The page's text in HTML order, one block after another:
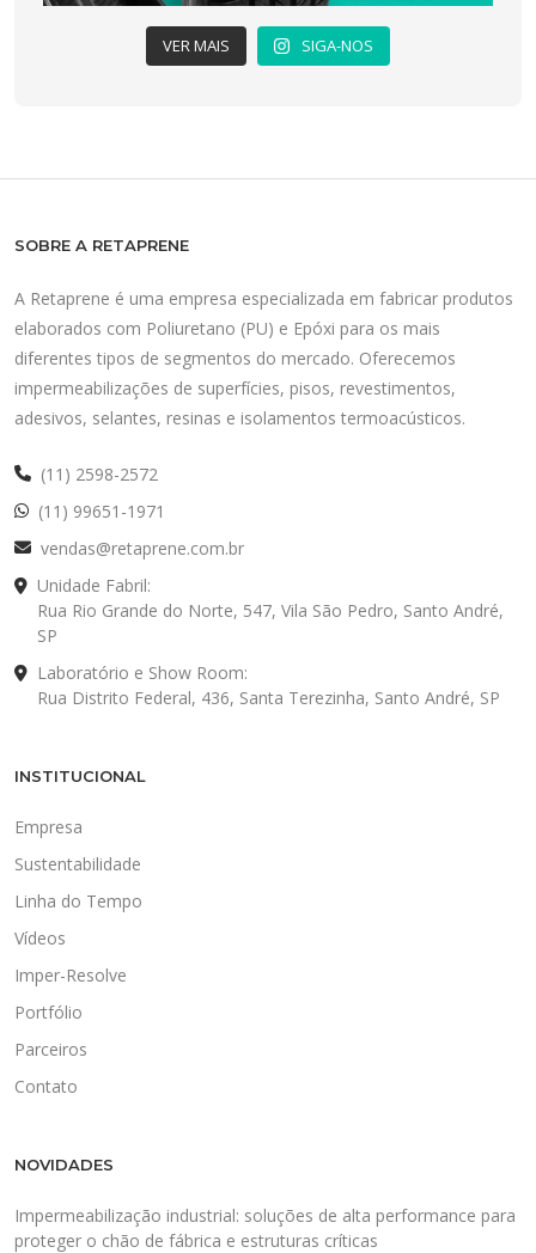
VER MAIS SIGA-NOS
SOBRE A RETAPRENE
A Retaprene é uma empresa especializada em fabricar produtos
elaborados com Poliuretano (PU) e Epóxi para os mais
diferentes tipos de segmentos do mercado. Oferecemos
impermeabilizações de superfícies, pisos, revestimentos,
adesivos, selantes, resinas e isolamentos termoacústicos.
(11) 2598-2572
(11) 99651-1971
vendas@retaprene.com.br
Unidade Fabril:
Rua Rio Grande do Norte, 547, Vila São Pedro, Santo André,
SP
Laboratório e Show Room:
Rua Distrito Federal, 436, Santa Terezinha, Santo André, SP
INSTITUCIONAL
Empresa
Sustentabilidade
Linha do Tempo
Vídeos
Imper-Resolve
Portfólio
Parceiros
Contato
NOVIDADES
Impermeabilização industrial: soluções de alta performance para
proteger o chão de fábrica e estruturas críticas